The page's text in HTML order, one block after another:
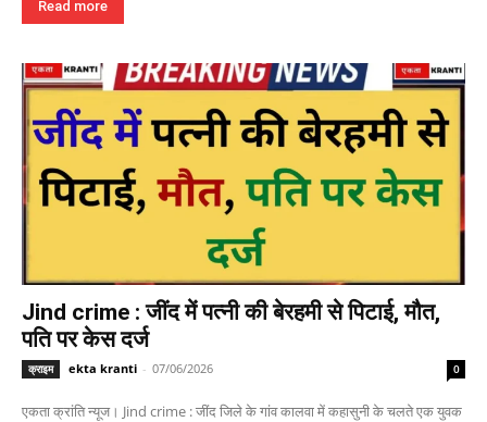
Read more
Jind crime : जींद में पत्नी की बेरहमी से पिटाई, मौत,
पति पर केस दर्ज
क्राइम ekta kranti - 07/06/2026 0
एकता क्रांति न्यूज। Jind crime : जींद जिले के गांव कालवा में कहासुनी के चलते एक युवक